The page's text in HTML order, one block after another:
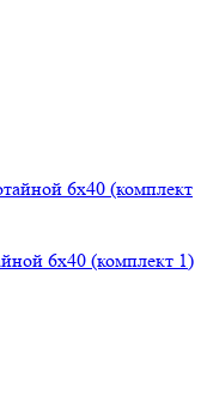
6х40 (комплект 1)